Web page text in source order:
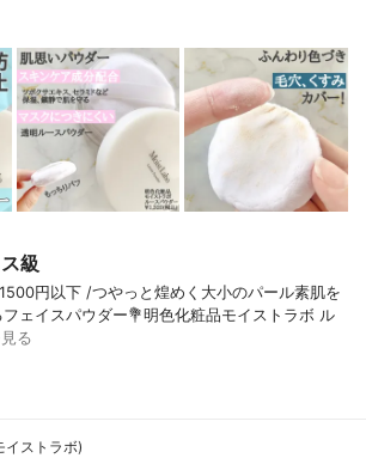
級
円以下 /⁡つやっと煌めく大小のパール素肌を
ェイスパウダー⁡⁡⁡💐明色化粧品モイストラボ ル
る
ストラボ)